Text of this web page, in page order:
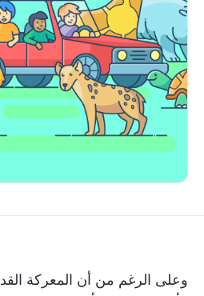
وعلى الرغم من أن المعركة